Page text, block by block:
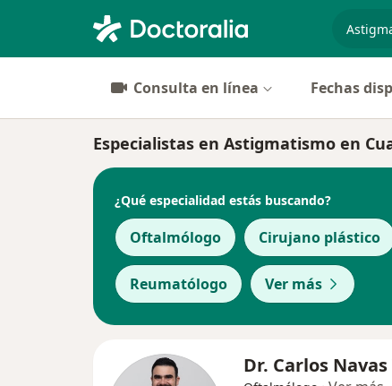
Consulta en línea Fechas
Especialistas en Astigmatismo en
¿Qué especialidad estás buscando?
Oftalmólogo Cirujano plástico
Reumatólogo Ver más
Dr. Carlos